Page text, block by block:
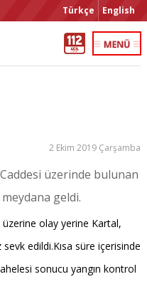
Türkçe English
2 Ekim 2019 Çarşamba
üzerinde bulunan
meydana geldi.
üzerine olay yerine Kartal,
edildi.Kısa süre içerisinde
sonucu yangın kontrol